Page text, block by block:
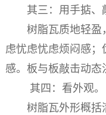
其三：用手掂、
树脂瓦质地轻盈
虑忧虑忧虑烦闷感
感。板与板敲击动态
其四：看外观。
树脂瓦外形概括